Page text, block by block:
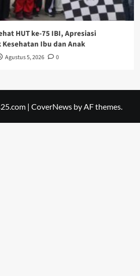
HUT ke-75 IBI, Apresiasi
Ibu dan Anak
Agustus 5, 2026 0
| CoverNewsby AF themes.